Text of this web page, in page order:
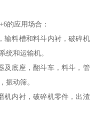
的应用场合：
输料槽和料斗内衬，破碎机
统和运输机。
及底座，翻斗车，料斗，管
振动筛。
机内衬，破碎机零件，出渣